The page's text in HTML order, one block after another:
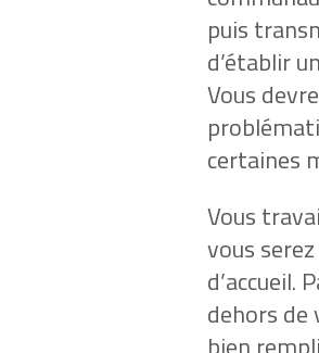
puis
d’établir
Vous
certaines
Vous
vous
d’accueil.
dehors de